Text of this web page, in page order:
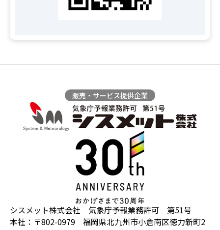
販売・サービス提供企業
シスメット株式会社 気象庁予報業務許可 第51号
本社：〒802-0979 福岡県北九州市小倉南区徳力新町2